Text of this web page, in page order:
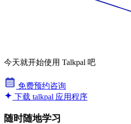
今天就开始使用 Talkpal 吧
免费预约咨询
下载 talkpal 应用程序
随时随地学习